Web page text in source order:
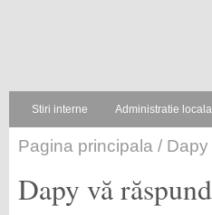
Stiri interne Administratie locala
Pagina principala /
Dapy vă